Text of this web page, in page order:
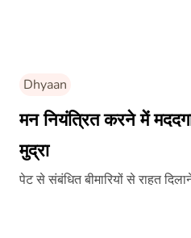
Dhyaan
मन नियंत्रित करने में
मुद्रा
पेट से संबंधित बीमारियों से राहत